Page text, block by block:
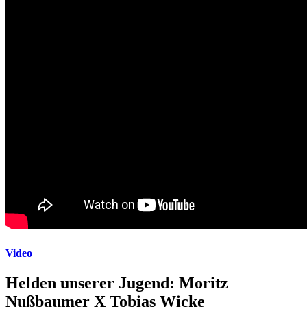
Video
Helden unserer Jugend: Moritz
Nußbaumer X Tobias Wicke